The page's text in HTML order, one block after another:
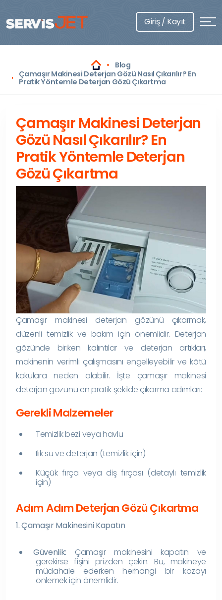
Giriş / Kayıt
Blog
Çamaşır Makinesi Deterjan Gözü Nasıl Çıkarılır? En
Pratik Yöntemle Deterjan Gözü Çıkartma
Çamaşır Makinesi Deterjan
Gözü Nasıl Çıkarılır? En
Pratik Yöntemle Deterjan
Gözü Çıkartma
Çamaşır makinesi deterjan gözünü çıkarmak,
düzenli temizlik ve bakım için önemlidir. Deterjan
gözünde biriken kalıntılar ve deterjan artıkları,
makinenin verimli çalışmasını engelleyebilir ve kötü
kokulara neden olabilir. İşte çamaşır makinesi
deterjan gözünü en pratik şekilde çıkarma adımları:
Gerekli Malzemeler
Temizlik bezi veya havlu
Ilık su ve deterjan (temizlik için)
Küçük fırça veya diş fırçası (detaylı temizlik
için)
Adım Adım Deterjan Gözü Çıkartma
1. Çamaşır Makinesini Kapatın
Güvenlik: Çamaşır makinesini kapatın ve
gerekirse fişini prizden çekin. Bu, makineye
müdahale ederken herhangi bir kazayı
önlemek için önemlidir.